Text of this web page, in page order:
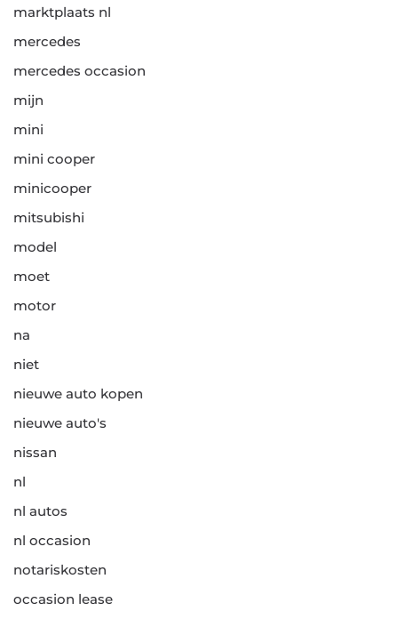
marktplaats nl
mercedes
mercedes occasion
mijn
mini
mini cooper
minicooper
mitsubishi
model
moet
motor
na
niet
nieuwe auto kopen
nieuwe auto's
nissan
nl
nl autos
nl occasion
notariskosten
occasion lease